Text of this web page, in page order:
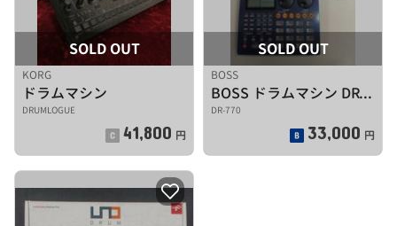
SOLD OUT
KORG
ドラムマシン
DRUMLOGUE
41,800 円
SOLD OUT
BOSS
BOSS ドラムマシン DR-770
DR-770
33,000 円